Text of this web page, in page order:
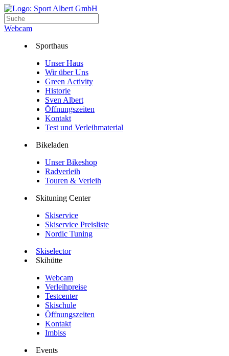
Webcam
Sporthaus
Unser Haus
Wir über Uns
Green Activity
Historie
Sven Albert
Öffnungszeiten
Kontakt
Test und Verleihmaterial
Bikeladen
Unser Bikeshop
Radverleih
Touren & Verleih
Skituning Center
Skiservice
Skiservice Preisliste
Nordic Tuning
Skiselector
Skihütte
Webcam
Verleihpreise
Testcenter
Skischule
Öffnungszeiten
Kontakt
Imbiss
Events